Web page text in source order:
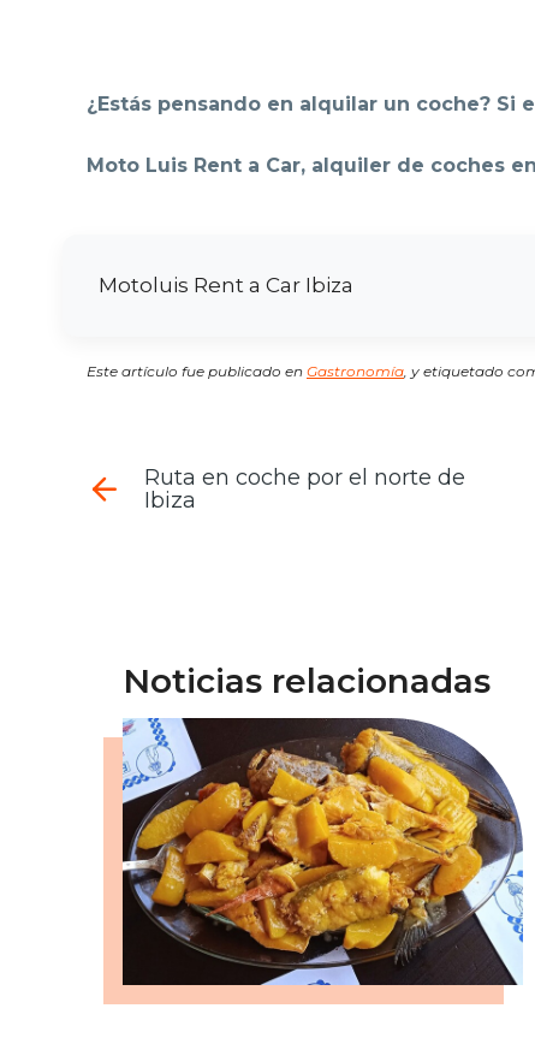
¿Estás pensando en alquilar un coche? Si
Moto Luis Rent a Car, alquiler de coches
Motoluis Rent a Car Ibiza
Este artículo fue publicado en Gastronomía, y etiquetado
Ruta en coche por el norte de
Ibiza
Noticias relacionadas